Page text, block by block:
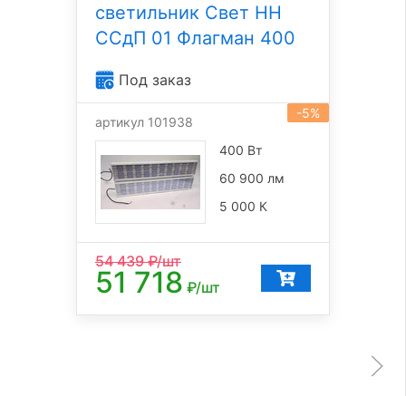
светильник Свет НН
ССдП 01 Флагман 400
Под заказ
-5%
артикул 101938
400 Вт
60 900 лм
5 000 К
54 439₽/шт
51 718 ₽/шт